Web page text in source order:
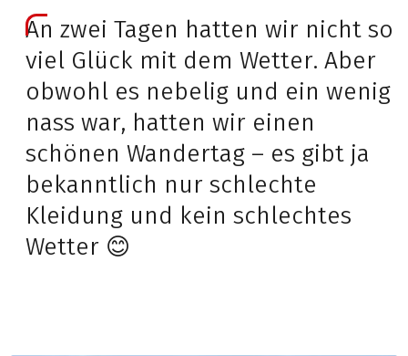
An zwei Tagen hatten wir nicht so
viel Glück mit dem Wetter. Aber
obwohl es nebelig und ein wenig
nass war, hatten wir einen
schönen Wandertag – es gibt ja
bekanntlich nur schlechte
Kleidung und kein schlechtes
Wetter 😊